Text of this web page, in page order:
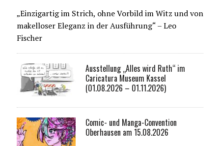
„Einzigartig im Strich, ohne Vorbild im Witz und von
makelloser Eleganz in der Ausführung“ – Leo
Fischer
Ausstellung „Alles wird Ruth“ im
Caricatura Museum Kassel
(01.08.2026 – 01.11.2026)
Comic- und Manga-Convention
Oberhausen am 15.08.2026